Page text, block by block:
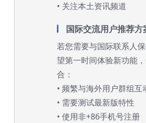
• 关注本土资讯频道
国际交流用户推荐方
若您需要与国际联系人
望第一时间体验新功能
合：
• 频繁与海外用户群组互
• 需要测试最新版特性
• 使用非+86手机号注册